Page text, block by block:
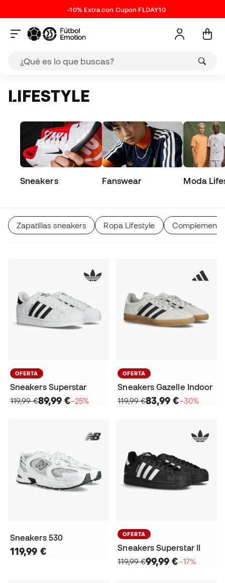
-10% Extra con Cupón FLDAY10
LIFESTYLE
Sneakers Fanswear Moda
Zapatillas sneakers Ropa Lifestyle
OFERTA
Sneakers Superstar
119,99 €89,99 €−25%
OFERTA
Sneakers Gazelle Indoor
119,99 €83,99 €−30%
Sneakers 530
119,99 €
OFERTA
Sneakers Superstar II
119,99 €99,99 €−17%